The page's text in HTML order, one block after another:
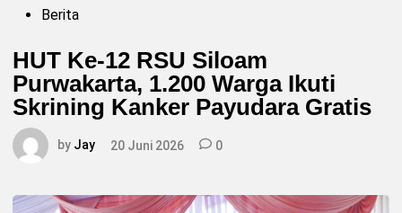
PostedBerita
HUT Ke-12 RSU Siloam
Purwakarta, 1.200 Warga Ikuti
Skrining Kanker Payudara Gratis
by Jay 20 Juni 2026 0